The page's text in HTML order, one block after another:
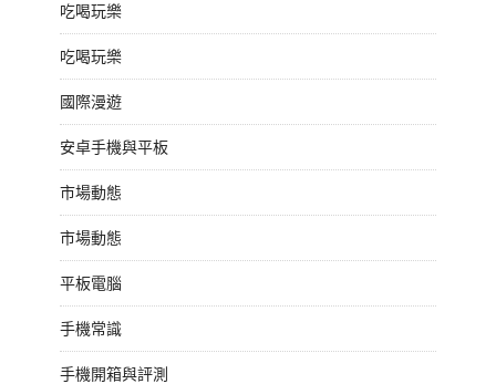
吃喝玩樂
吃喝玩樂
國際漫遊
安卓手機與平板
市場動態
市場動態
平板電腦
手機常識
手機開箱與評測